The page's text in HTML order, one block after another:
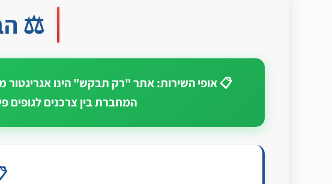
⚖️
📋 אופי השירות: אתר "רק תבקש" הינו אגריגטור
המחברת בין צרכנים לגופים